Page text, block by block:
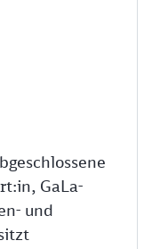
GaLa-
und